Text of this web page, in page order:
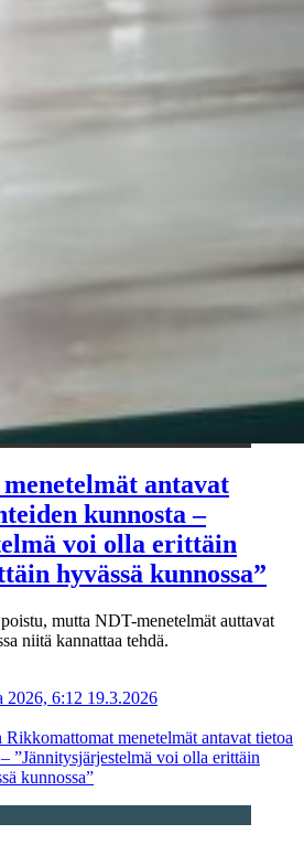
antavat
kunnosta –
voi olla erittäin
hyvässä kunnossa”
mutta NDT-menetelmät auttavat
niitä kannattaa tehdä.
2026, 6:12 19.3.2026
menetelmät antavat tietoa
”Jännitysjärjestelmä voi olla erittäin
kunnossa”